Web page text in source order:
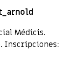
Médicis.
Inscripciones: